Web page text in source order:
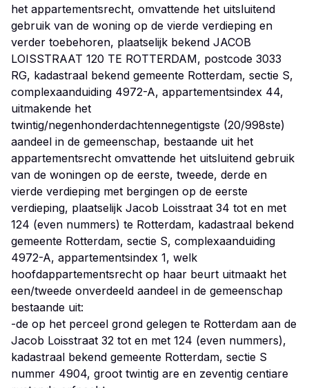
het appartementsrecht, omvattende het uitsluitend
gebruik van de woning op de vierde verdieping en
verder toebehoren, plaatselijk bekend JACOB
LOISSTRAAT 120 TE ROTTERDAM, postcode 3033
RG, kadastraal bekend gemeente Rotterdam, sectie S,
complexaanduiding 4972-A, appartementsindex 44,
uitmakende het
twintig/negenhonderdachtennegentigste (20/998ste)
aandeel in de gemeenschap, bestaande uit het
appartementsrecht omvattende het uitsluitend gebruik
van de woningen op de eerste, tweede, derde en
vierde verdieping met bergingen op de eerste
verdieping, plaatselijk Jacob Loisstraat 34 tot en met
124 (even nummers) te Rotterdam, kadastraal bekend
gemeente Rotterdam, sectie S, complexaanduiding
4972-A, appartementsindex 1, welk
hoofdappartementsrecht op haar beurt uitmaakt het
een/tweede onverdeeld aandeel in de gemeenschap
bestaande uit:
-de op het perceel grond gelegen te Rotterdam aan de
Jacob Loisstraat 32 tot en met 124 (even nummers),
kadastraal bekend gemeente Rotterdam, sectie S
nummer 4904, groot twintig are en zeventig centiare